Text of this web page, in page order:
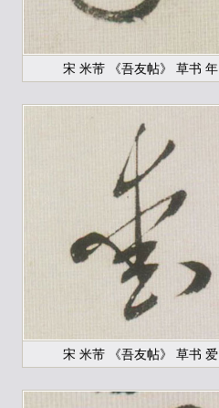
宋 米芾 《吾友帖》 草书 年
宋 米芾 《吾友帖》 草书 爱